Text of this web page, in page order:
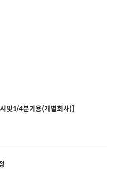
및1/4분기용(개별회사)]